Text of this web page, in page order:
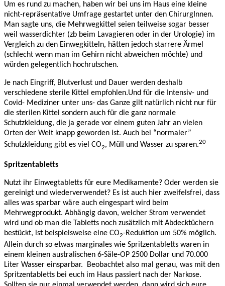
Um es rund zu machen, haben wir bei uns im Haus eine kleine
nicht-repräsentative Umfrage gestartet unter den ChirurgInnen.
Man sagte uns, die Mehrwegkittel seien teilweise sogar besser
weil wasserdichter (zb beim Lavagieren oder in der Urologie) im
Vergleich zu den Einwegkitteln, hätten jedoch starrere Ärmel
(schlecht wenn man im Gehirn nicht abweichen möchte) und
würden gelegentlich hochrutschen.
Je nach Eingriff, Blutverlust und Dauer werden deshalb
verschiedene sterile Kittel empfohlen.Und für die Intensiv- und
Covid- Mediziner unter uns- das Ganze gilt natürlich nicht nur für
die sterilen Kittel sondern auch für die ganz normale
Schutzkleidung, die ja gerade vor einem guten Jahr an vielen
Orten der Welt knapp geworden ist. Auch bei “normaler”
Schutzkleidung gibt es viel CO2, Müll und Wasser zu sparen.20
Spritzentabletts
Nutzt ihr Einwegtabletts für eure Medikamente? Oder werden sie
gereinigt und wiederverwendet? Es ist auch hier zweifelsfrei, dass
alles was sparbar wäre auch eingespart wird beim
Mehrwegprodukt. Abhängig davon, welcher Strom verwendet
wird und ob man die Tabletts noch zusätzlich mit Abdecktüchern
bestückt, ist beispielsweise eine CO2-Reduktion um 50% möglich.
Allein durch so etwas marginales wie Spritzentabletts waren in
einem kleinen australischen 6-Säle-OP 2500 Dollar und 70.000
Liter Wasser einsparbar. Beobachtet also mal genau, was mit den
Spritzentabletts bei euch im Haus passiert nach der Narkose.